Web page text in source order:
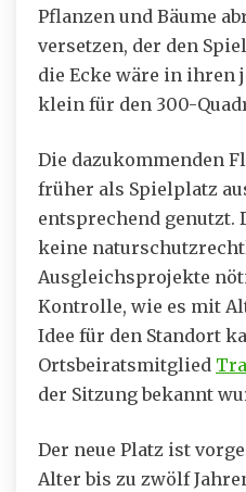
Pflanzen und Bäume
versetzen, der den
die Ecke wäre in ihren
klein für den 300-
Die dazukommenden
früher als Spielplatz
entsprechend genutzt.
keine
Ausgleichsprojekte
Kontrolle, wie es mit
Idee für den Standort
Ortsbeiratsmitglied
der Sitzung bekannt
Der neue Platz ist
Alter bis zu zwölf